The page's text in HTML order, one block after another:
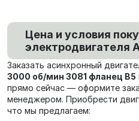
Цена и условия
электродвигателя
Заказать асинхронный
3000 об/мин 3081 фланец В5
прямо сейчас — оформите
менеджером. Приобрести
что мы предлагаем: